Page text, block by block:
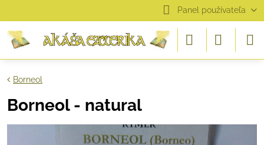
Panel používateľa
Borneol
Borneol - natural